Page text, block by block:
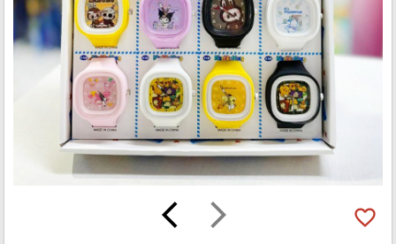
arrow_forward_ios
arrow_back_ios favorite_border